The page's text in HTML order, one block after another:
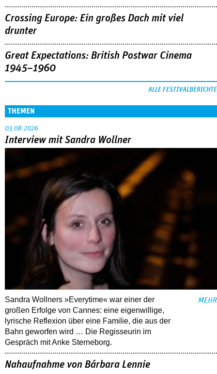
Crossing Europe: Ein großes Dach mit viel
drunter
Great Expectations: British Postwar Cinema
1945–1960
ALLE FESTIVALBERICHTE
THEMEN
03.08.2026
Interview mit Sandra Wollner
Sandra Wollners »Everytime« war einer der
großen Erfolge von Cannes: eine eigenwillige,
lyrische Reflexion über eine ­Familie, die aus der
Bahn geworfen wird … Die Regisseurin im
Gespräch mit Anke Sterneborg.
MEHR
Nahaufnahme von Bárbara Lennie